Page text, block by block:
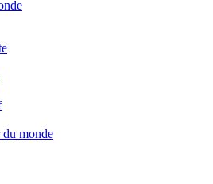
du monde